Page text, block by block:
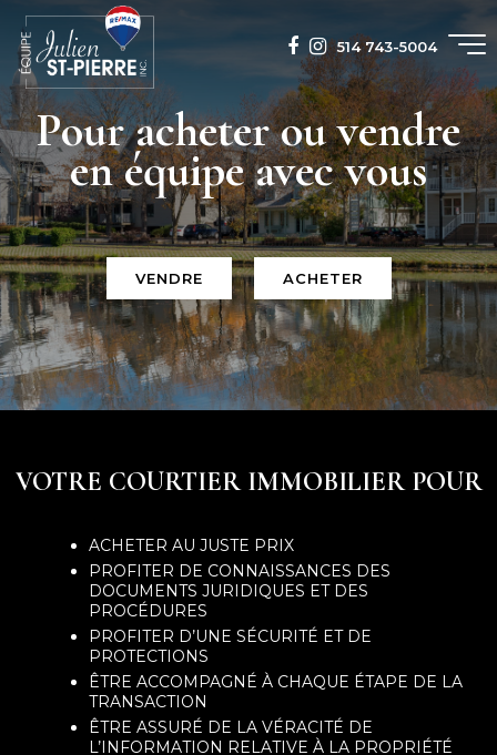
514 743-5004
Pour acheter ou vendre
en équipe avec vous
VENDRE ACHETER
VOTRE COURTIER IMMOBILIER POUR
ACHETER AU JUSTE PRIX
PROFITER DE CONNAISSANCES DES
DOCUMENTS JURIDIQUES ET DES
PROCÉDURES
PROFITER D’UNE SÉCURITÉ ET DE
PROTECTIONS
ÊTRE ACCOMPAGNÉ À CHAQUE ÉTAPE DE LA
TRANSACTION
ÊTRE ASSURÉ DE LA VÉRACITÉ DE
L’INFORMATION RELATIVE À LA PROPRIÉTÉ